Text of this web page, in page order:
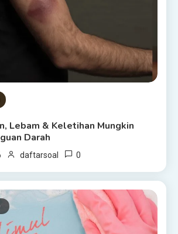
Lebam & Keletihan Mungkin
Darah
daftarsoal 0